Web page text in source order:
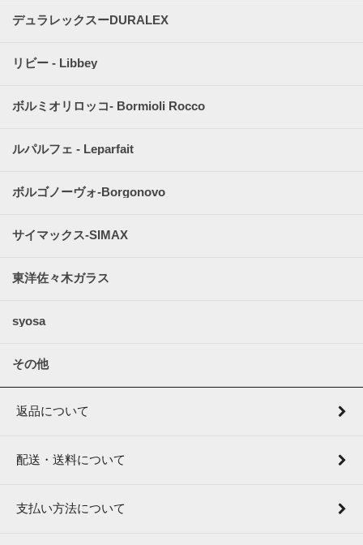
デュラレックスーDURALEX
リビー - Libbey
ボルミオリロッコ- Bormioli Rocco
ルパルフェ - Leparfait
ボルゴノーヴォ-Borgonovo
サイマックス-SIMAX
東洋佐々木ガラス
syosa
その他
返品について
配送・送料について
支払い方法について